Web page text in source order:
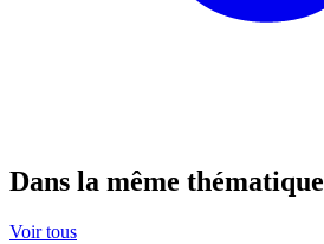
Dans la même thématique
Voir tous